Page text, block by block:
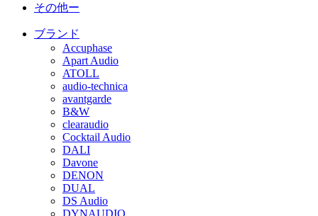
その他ー
ブランド
Accuphase
Apart Audio
ATOLL
audio-technica
avantgarde
B&W
clearaudio
Cocktail Audio
DALI
Davone
DENON
DUAL
DS Audio
DYNAUDIO